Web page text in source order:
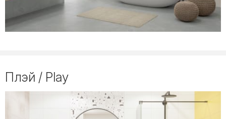
Плэй / Play